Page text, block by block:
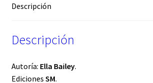
Descripción
Descripción
Autoría: Ella Bailey.
Ediciones SM.